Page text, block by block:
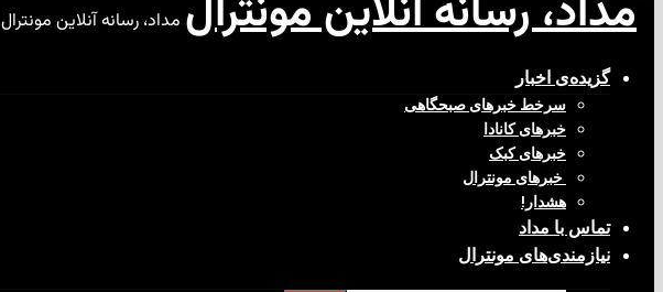
مداد، رسانه آنلاین مونترال
گزیده‌ی‌ اخبار
سرخط خبرهای صبحگاهی
خبرهای کانادا
خبرهای کبک
‌ خبرهای مونترال
هشدار!
تماس با مداد
نیازمندی‌های مونترال